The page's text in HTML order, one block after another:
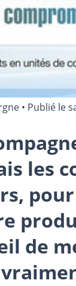
• Publié le
les
de